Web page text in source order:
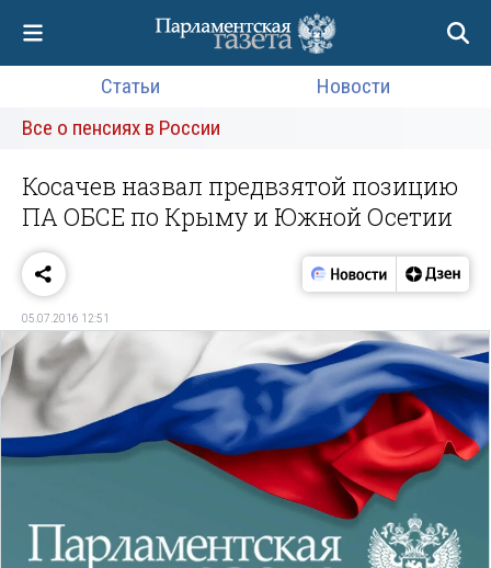
Статьи
Новости
Все о пенсиях в России
Косачев назвал предвзятой позицию
ПА ОБСЕ по Крыму и Южной Осетии
05.07.2016 12:51